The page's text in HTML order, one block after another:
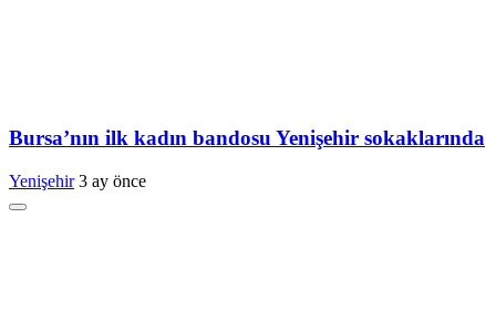
Bursa’nın ilk kadın bandosu Yenişehir sokaklarında
Yenişehir 3 ay önce